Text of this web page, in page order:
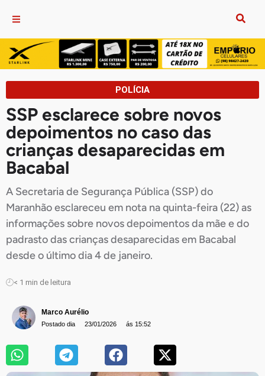
POLÍCIA
SSP esclarece sobre novos
depoimentos no caso das
crianças desaparecidas em
Bacabal
A Secretaria de Segurança Pública (SSP) do
Maranhão esclareceu em nota na quinta-feira (22) as
informações sobre novos depoimentos da mãe e do
padrasto das crianças desaparecidas em Bacabal
desde o último dia 4 de janeiro.
< 1 min de leitura
Marco Aurélio
Postado dia 23/01/2026 ás 15:52